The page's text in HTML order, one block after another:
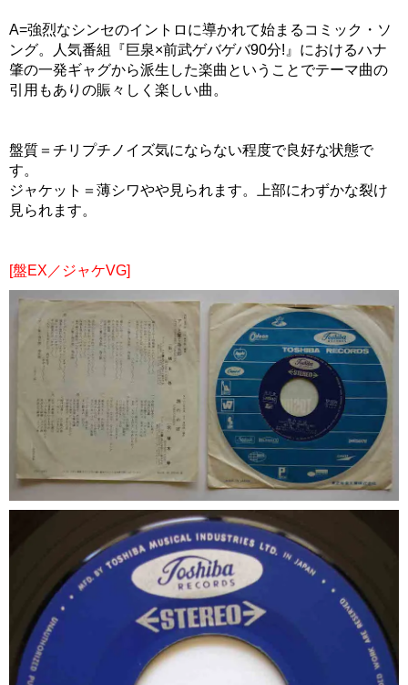
A=強烈なシンセのイントロに導かれて始まるコミック・ソ
ング。人気番組『巨泉×前武ゲバゲバ90分!』におけるハナ
肇の一発ギャグから派生した楽曲ということでテーマ曲の
引用もありの賑々しく楽しい曲。
盤質＝チリプチノイズ気にならない程度で良好な状態で
す。
ジャケット＝薄シワやや見られます。上部にわずかな裂け
見られます。
[盤EX／ジャケVG]